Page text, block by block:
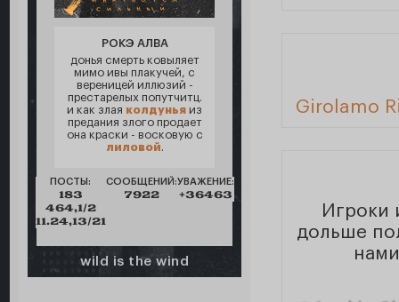
РОКЭ АЛВА
донья смерть ковыляет
мимо ивы плакучей, с
вереницей иллюзий -
престарелых попутчитц.
и как злая колдунья из
предания злого продает
она краски - восковую с
лиловой.
ПОСТЫ:
183
464,1/2
11.24,13/21
СООБЩЕНИЙ:
7922
УВАЖЕНИЕ:
+36463
wild is the wind
Girolamo
Игроки
дольше